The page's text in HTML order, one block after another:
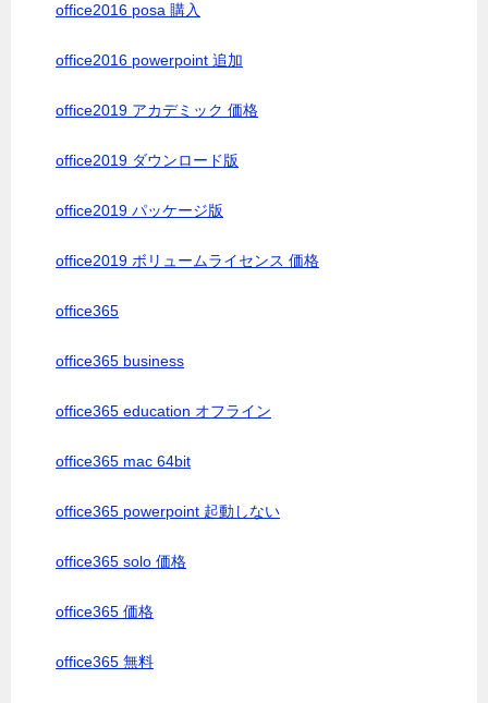
office2016 posa 購入
office2016 powerpoint 追加
office2019 アカデミック 価格
office2019 ダウンロード版
office2019 パッケージ版
office2019 ボリュームライセンス 価格
office365
office365 business
office365 education オフライン
office365 mac 64bit
office365 powerpoint 起動しない
office365 solo 価格
office365 価格
office365 無料